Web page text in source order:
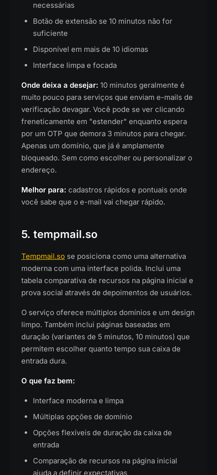
necessárias
Botão de extensão se 10 minutos não for
suficiente
Disponível em mais de 10 idiomas
Interface limpa e focada
Onde deixa a desejar: 10 minutos geralmente é
muito pouco para serviços que enviam e-mails de
verificação devagar. Você pode se ver clicando
freneticamente em "estender" enquanto espera
por um OTP que demora 3 minutos para chegar.
Apenas um domínio, que já é amplamente
bloqueado. Sem como escolher ou personalizar o
endereço.
Melhor para: cadastros rápidos e pontuais onde
você sabe que o e-mail vai chegar rápido.
5. tempmail.so
Tempmail.so se posiciona como uma alternativa
moderna com uma interface polida. Inclui uma
tabela comparativa de recursos na página inicial e
prova social através de depoimentos de usuários.
O serviço oferece múltiplos domínios e um design
limpo. Também inclui páginas baseadas em
duração (variantes de 5 minutos, 10 minutos) que
permitem escolher quanto tempo sua caixa de
entrada dura.
O que faz bem:
Interface moderna e limpa
Múltiplas opções de domínio
Opções flexíveis de duração da caixa de
entrada
Comparação de recursos na página inicial
ajuda a definir expectativas